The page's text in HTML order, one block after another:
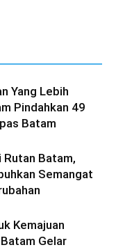
Yang Lebih
Pindahkan 49
Batam
Rutan Batam,
Semangat
Kemajuan
Gelar